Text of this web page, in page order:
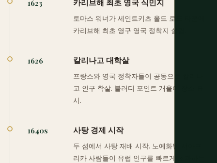
1623 카리브해 최초 영국 식민지
토마스 워너가 세인트키츠 올드 로드 타운에
카리브해 최초 영구 영국 정착지 설립.
1626 칼리나고 대학살
프랑스와 영국 정착자들이 공동으로 칼리나
고 인구 학살. 블러디 포인트 개울이 장소 표
시.
1640s 사탕 경제 시작
두 섬에서 사탕 재배 시작. 노예화된 서아프
리카 사람들이 유럽 인구를 빠르게 초과하는